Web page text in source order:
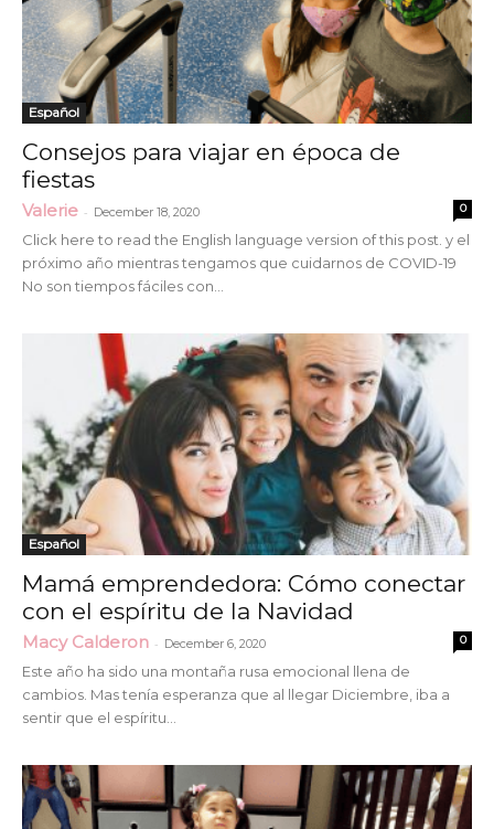
Español
Consejos para viajar en época de
fiestas
Valerie - December 18, 2020 0
Click here to read the English language version of this post. y el
próximo año mientras tengamos que cuidarnos de COVID-19
No son tiempos fáciles con...
Español
Mamá emprendedora: Cómo conectar
con el espíritu de la Navidad
Macy Calderon - December 6, 2020 0
Este año ha sido una montaña rusa emocional llena de
cambios. Mas tenía esperanza que al llegar Diciembre, iba a
sentir que el espíritu...